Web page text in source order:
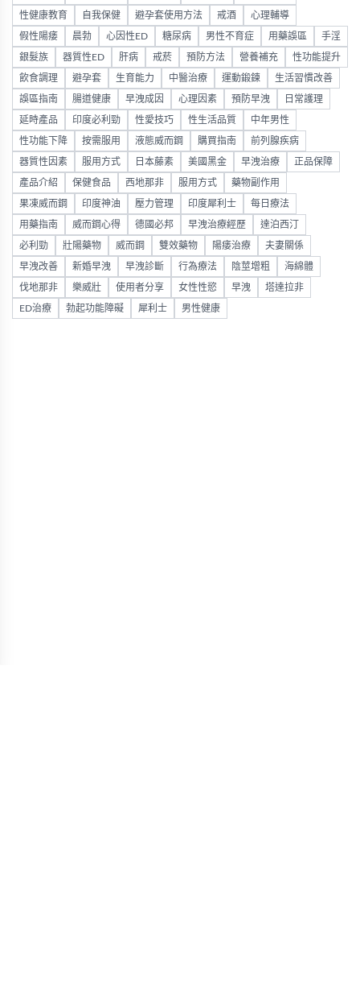
性健康教育 自我保健 避孕套使用方法 戒酒 心理輔導
假性陽痿 晨勃 心因性ED 糖尿病 男性不育症 用藥誤區 手淫
銀髮族 器質性ED 肝病 戒菸 預防方法 營養補充 性功能提升
飲食調理 避孕套 生育能力 中醫治療 運動鍛鍊 生活習慣改善
誤區指南 腸道健康 早洩成因 心理因素 預防早洩 日常護理
延時產品 印度必利勁 性愛技巧 性生活品質 中年男性
性功能下降 按需服用 液態威而鋼 購買指南 前列腺疾病
器質性因素 服用方式 日本藤素 美國黑金 早洩治療 正品保障
產品介紹 保健食品 西地那非 服用方式 藥物副作用
果凍威而鋼 印度神油 壓力管理 印度犀利士 每日療法
用藥指南 威而鋼心得 德國必邦 早洩治療經歷 達泊西汀
必利勁 壯陽藥物 威而鋼 雙效藥物 陽痿治療 夫妻關係
早洩改善 新婚早洩 早洩診斷 行為療法 陰莖增粗 海綿體
伐地那非 樂威壯 使用者分享 女性性慾 早洩 塔達拉非
ED治療 勃起功能障礙 犀利士 男性健康